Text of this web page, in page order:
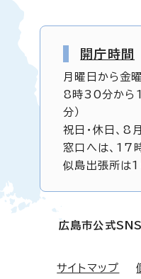
開庁時間
月曜日から金
8時30分から
分）
祝日・休日、
窓口へは、17
似島出張所は
広島市公式
サイトマップ